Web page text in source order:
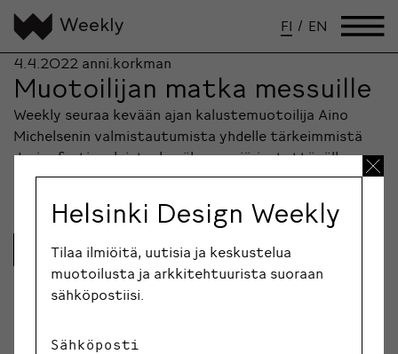
FI / EN
4.4.2022 anni.korkman
Muotoilijan matka messuille
Weekly seuraa kevään ajan kalustemuotoilija Aino
Michelsenin valmistautumista yhdelle tärkeimmistä
designfestivaaleista, kesäkuussa järjestettävälle
Milanon designviikolle. …
Lue lisää
Helsinki Design Weekly
Tilaa ilmiöitä, uutisia ja keskustelua
muotoilusta ja arkkitehtuurista suoraan
sähköpostiisi.
Sähköposti